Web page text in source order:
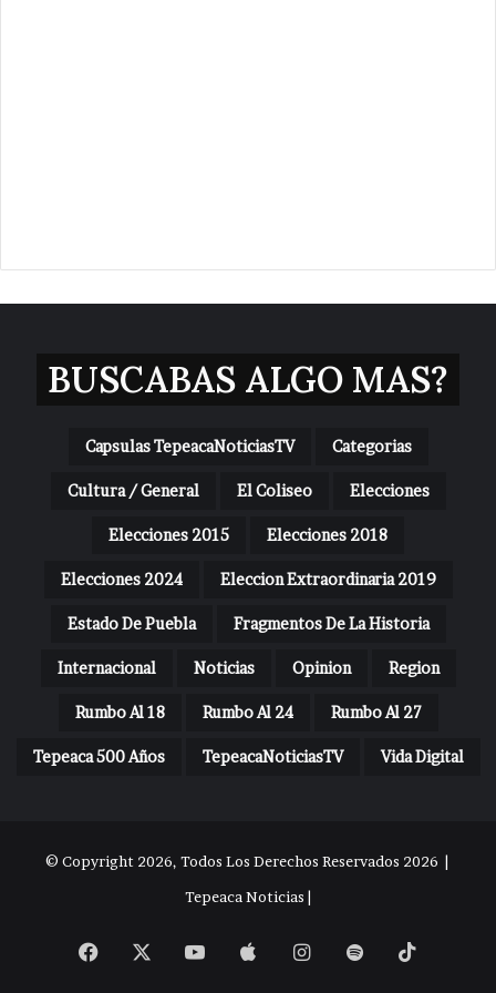
BUSCABAS ALGO MAS?
Capsulas TepeacaNoticiasTV Categorias
Cultura / General El Coliseo Elecciones
Elecciones 2015 Elecciones 2018
Elecciones 2024 Eleccion Extraordinaria 2019
Estado De Puebla Fragmentos De La Historia
Internacional Noticias Opinion Region
Rumbo Al 18 Rumbo Al 24 Rumbo Al 27
Tepeaca 500 Años TepeacaNoticiasTV Vida Digital
© Copyright 2026, Todos Los Derechos Reservados 2026 |
Tepeaca Noticias |
Facebook YouTubeAppleInstagram
Spotify